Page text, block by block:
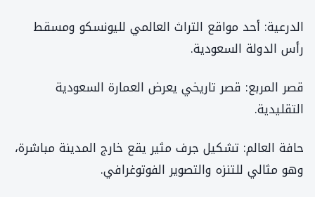
الدرعية: أحد مواقع التراث العالمي لليونسكو ومسقط
رأس الدولة السعودية.
قصر المربع: قصر تاريخي يعرض العمارة السعودية
التقليدية.
حافة العالم: تشكيل جرف مثير يقع خارج المدينة مباشرة،
وهو مثالي للتنزه والتصوير الفوتوغرافي.